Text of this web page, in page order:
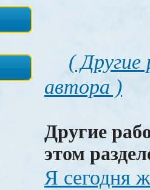
(
автора )
Другие
этом
Я сегодня